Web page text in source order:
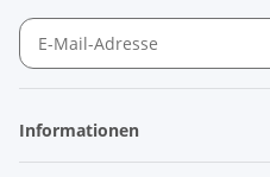
Informationen